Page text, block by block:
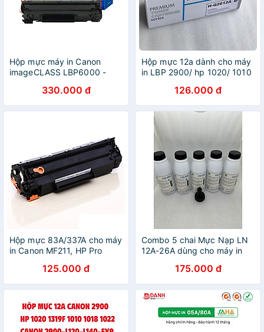
Hộp mực máy in Canon
imageCLASS LBP6000 -
330.000 đ
Hộp mực 12a dành cho máy
in LBP 2900/ hp 1020/ 1010
126.000 đ
Hộp mực 83A/337A cho máy
in Canon MF211, HP Pro
125.000 đ
Combo 5 chai Mực Nạp LN
12A-26A dùng cho máy in
đậm đẹp, ít thải 140g + 1
Phễu - hàng chính hãng
175.000 đ